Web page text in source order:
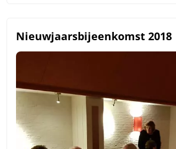
Nieuwjaarsbijeenkomst 2018